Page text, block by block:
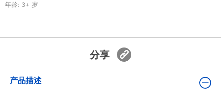
年龄: 3+ 岁
分享
产品描述